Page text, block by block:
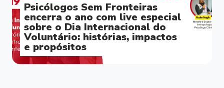
Psicólogos Sem Fronteiras
encerra o ano com live especial
sobre o Dia Internacional do
Voluntário: histórias, impactos
e propósitos